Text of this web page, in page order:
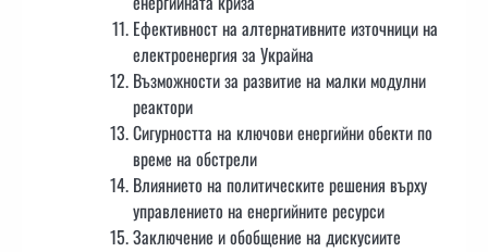
Ефективност на алтернативните източници на
електроенергия за Украйна
Възможности за развитие на малки модулни
реактори
Сигурността на ключови енергийни обекти по
време на обстрели
Влиянието на политическите решения върху
управлението на енергийните ресурси
Заключение и обобщение на дискусиите